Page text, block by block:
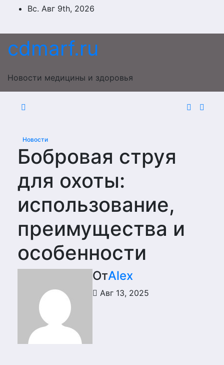
ПерейтиВс. Авг 9th, 2026
cdmarf.ru
Новости медицины и здоровья
Новости
Бобровая струя
для охоты:
использование,
преимущества и
особенности
ОтAlex
Авг 13, 2025